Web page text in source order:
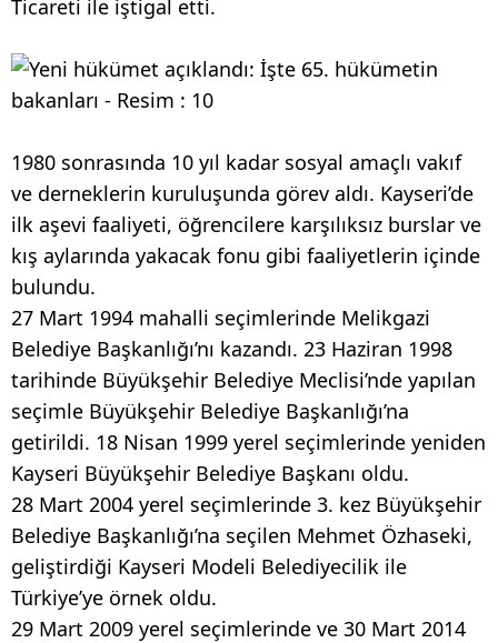
Ticareti ile iştigal etti.
1980 sonrasında 10 yıl kadar sosyal amaçlı vakıf
ve derneklerin kuruluşunda görev aldı. Kayseri’de
ilk aşevi faaliyeti, öğrencilere karşılıksız burslar ve
kış aylarında yakacak fonu gibi faaliyetlerin içinde
bulundu.
27 Mart 1994 mahalli seçimlerinde Melikgazi
Belediye Başkanlığı’nı kazandı. 23 Haziran 1998
tarihinde Büyükşehir Belediye Meclisi’nde yapılan
seçimle Büyükşehir Belediye Başkanlığı’na
getirildi. 18 Nisan 1999 yerel seçimlerinde yeniden
Kayseri Büyükşehir Belediye Başkanı oldu.
28 Mart 2004 yerel seçimlerinde 3. kez Büyükşehir
Belediye Başkanlığı’na seçilen Mehmet Özhaseki,
geliştirdiği Kayseri Modeli Belediyecilik ile
Türkiye’ye örnek oldu.
29 Mart 2009 yerel seçimlerinde ve 30 Mart 2014